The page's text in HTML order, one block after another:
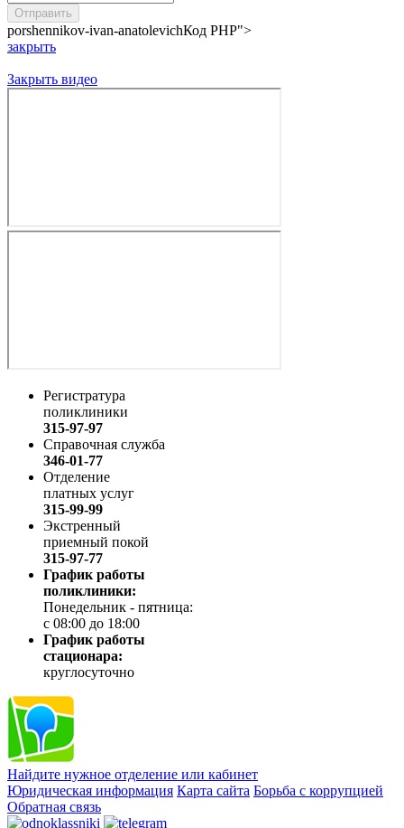
porshennikov-ivan-anatolevichКод PHP">
закрыть
Закрыть видео
Регистратура
поликлиники
315-97-97
Справочная служба
346-01-77
Отделение
платных услуг
315-99-99
Экстренный
приемный покой
315-97-77
График работы
поликлиники:
Понедельник - пятница:
с 08:00 до 18:00
График работы
стационара:
круглосуточно
Найдите нужное отделение или кабинет
Юридическая информация Карта сайта Борьба с коррупцией
Обратная связь